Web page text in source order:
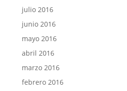
julio 2016
junio 2016
mayo 2016
abril 2016
marzo 2016
febrero 2016